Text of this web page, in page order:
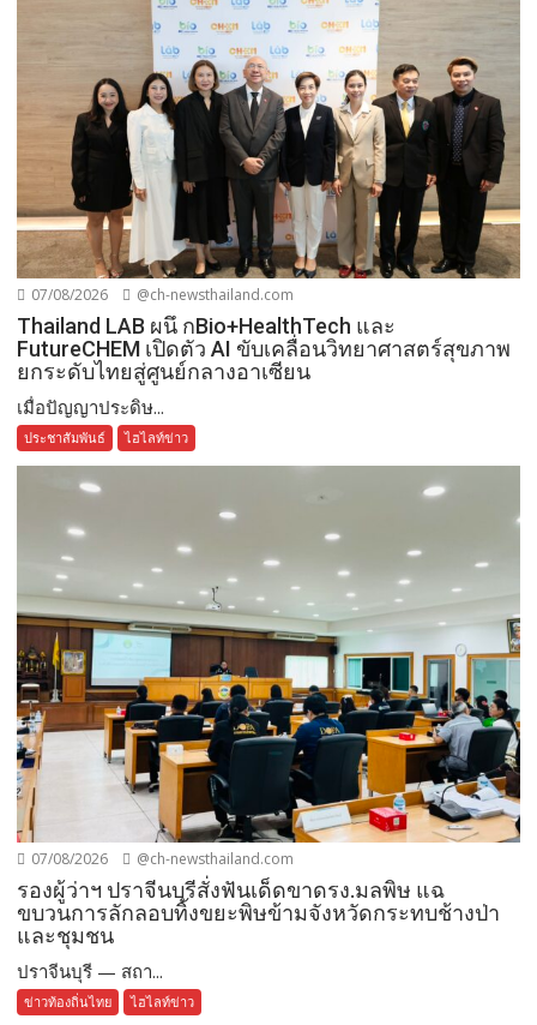
07/08/2026 @ch-newsthailand.com
Thailand LAB ผนึ กBio+HealthTech และ
FutureCHEM เปิดตัว AI ขับเคลื่อนวิทยาศาสตร์สุขภาพ
ยกระดับไทยสู่ศูนย์กลางอาเซียน
เมื่อปัญญาประดิษ...
ประชาสัมพันธ์ ไฮไลท์ข่าว
07/08/2026 @ch-newsthailand.com
รองผู้ว่าฯ ปราจีนบุรีสั่งฟันเด็ดขาดรง.มลพิษ แฉ
ขบวนการลักลอบทิ้งขยะพิษข้ามจังหวัดกระทบช้างป่า
และชุมชน
ปราจีนบุรี — สถา...
ข่าวท้องถิ่นไทย ไฮไลท์ข่าว